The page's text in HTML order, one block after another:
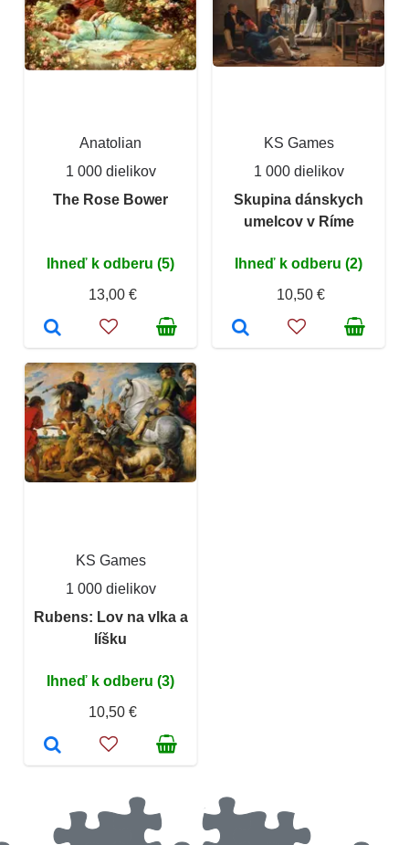
Anatolian
1 000 dielikov
The Rose Bower
Ihneď k odberu (5)
13,00 €
KS Games
1 000 dielikov
Skupina dánskych
umelcov v Ríme
Ihneď k odberu (2)
10,50 €
KS Games
1 000 dielikov
Rubens: Lov na vlka a
líšku
Ihneď k odberu (3)
10,50 €